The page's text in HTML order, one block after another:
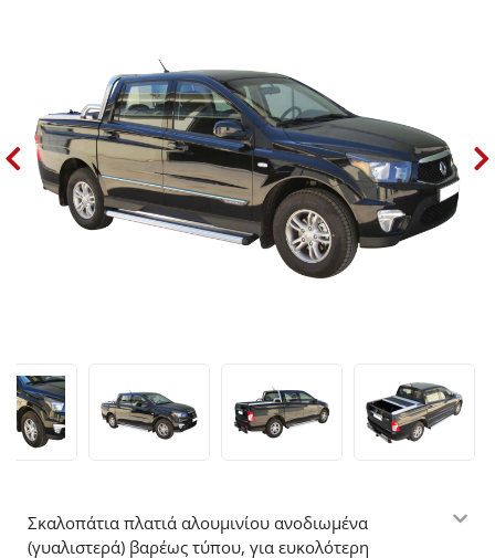
Σκαλοπάτια πλατιά αλουμινίου ανοδιωμένα
(γυαλιστερά) βαρέως τύπου, για ευκολότερη